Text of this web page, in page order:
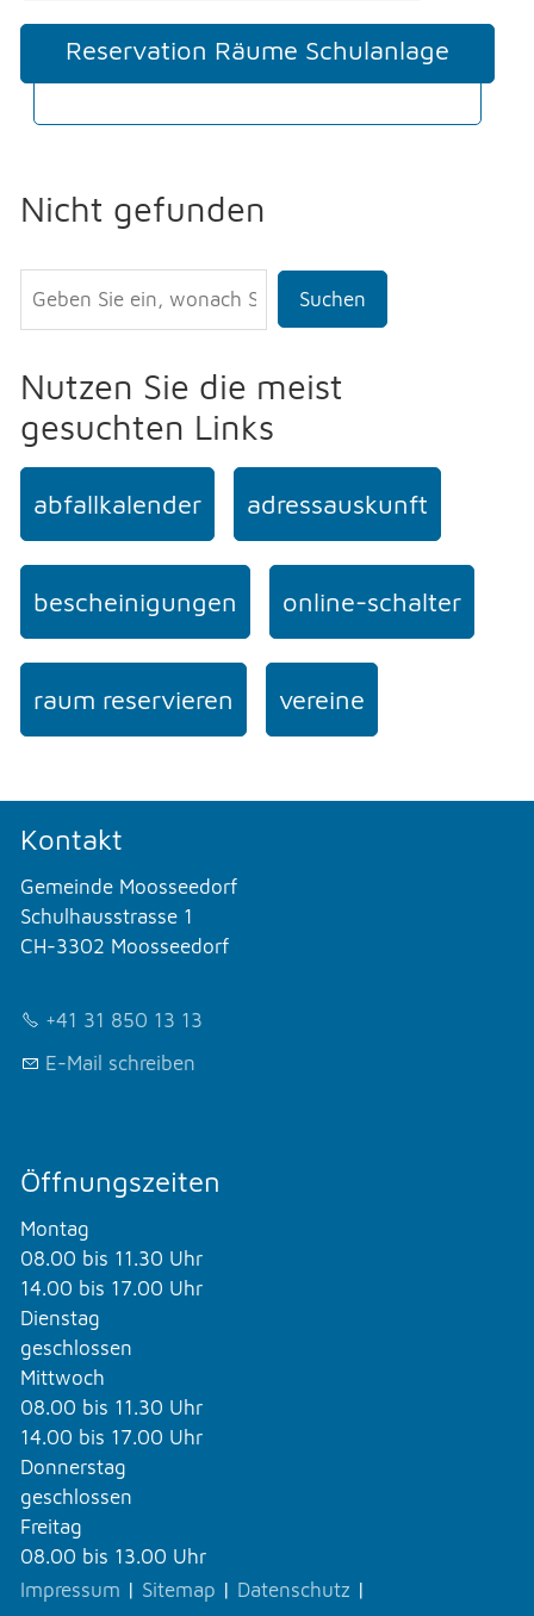
Reservation Räume Schulanlage
Nicht gefunden
Suchen
Nutzen Sie die meist
gesuchten Links
abfallkalender adressauskunft
bescheinigungen online-schalter
raum reservieren vereine
Kontakt
Gemeinde Moosseedorf
Schulhausstrasse 1
CH-3302 Moosseedorf
+41 31 850 13 13
E-Mail schreiben
Öffnungszeiten
Montag
08.00 bis 11.30 Uhr
14.00 bis 17.00 Uhr
Dienstag
geschlossen
Mittwoch
08.00 bis 11.30 Uhr
14.00 bis 17.00 Uhr
Donnerstag
geschlossen
Freitag
08.00 bis 13.00 Uhr
Impressum | Sitemap | Datenschutz |